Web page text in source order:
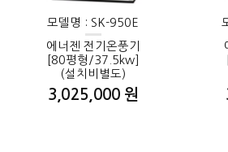
모델명 : SK-950E
에너젠 전기온풍기
[80평형/37.5kw]
(설치비별도)
3,025,000 원